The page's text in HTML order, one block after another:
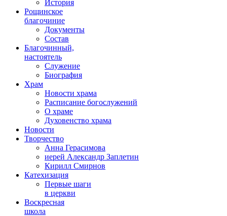
История
Рощинское
благочиние
Документы
Состав
Благочинный,
настоятель
Служение
Биография
Храм
Новости храма
Расписание богослужений
О храме
Духовенство храма
Новости
Творчество
Анна Герасимова
иерей Александр Заплетин
Кирилл Смирнов
Катехизация
Первые шаги
в церкви
Воскресная
школа